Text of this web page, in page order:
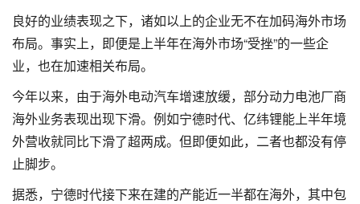
良好的业绩表现之下，诸如以上的企业无不在加码海外市场
布局。事实上，即便是上半年在海外市场“受挫”的一些企
业，也在加速相关布局。
今年以来，由于海外电动汽车增速放缓，部分动力电池厂商
海外业务表现出现下滑。例如宁德时代、亿纬锂能上半年境
外营收就同比下滑了超两成。但即便如此，二者也都没有停
止脚步。
据悉，宁德时代接下来在建的产能近一半都在海外，其中包